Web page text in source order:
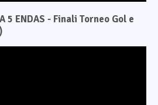
5 ENDAS - Finali Torneo Gol e